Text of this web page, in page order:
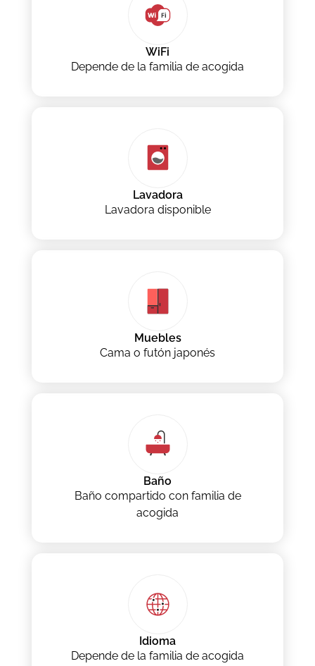
WiFi
Depende de la familia de acogida
Lavadora
Lavadora disponible
Muebles
Cama o futón japonés
Baño
Baño compartido con familia de
acogida
Idioma
Depende de la familia de acogida